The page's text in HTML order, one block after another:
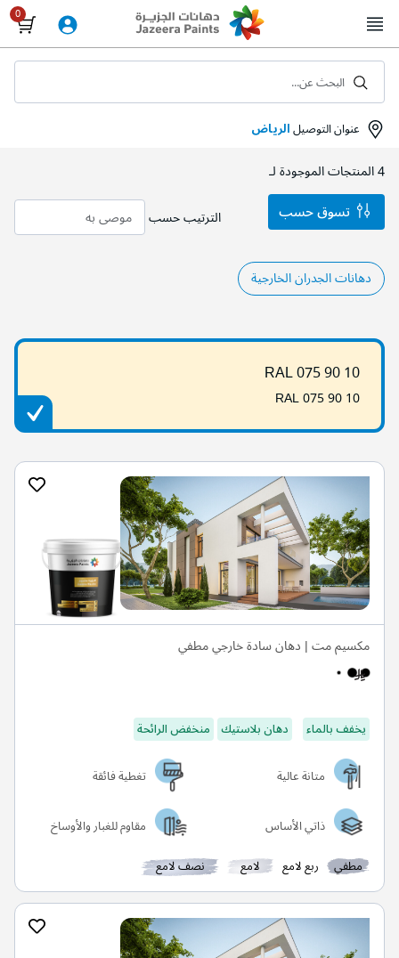
to
Content
عنوان التوصيلالرياض
البحث عن...
4المنتجات الموجودة لـ
الترتيب حسب
دهانات الجدران الخارجية
RAL 075 90 10
RAL 075 90 10
مكسيم مت | دهان سادة خارجي مطفي
يخفف بالماء دهان بلاستيك منخفض الرائحة
متانة عالية
تغطية فائقة
ذاتي الأساس
مقاوم للغبار والأوساخ
مطفي
ربع لامع لامع نصف لامع
تسوق حسب